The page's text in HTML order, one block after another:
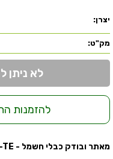
יצרן:
מק"ט:
לא ניתן
להזמנות
מאתר ובודק כבלי חשמל - BEHA AMPROBE AT-7000-TE